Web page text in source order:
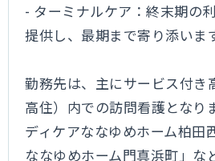
- ターミナルケア：終末期の
提供し、最期まで寄り添います
勤務先は、主にサービス付き
高住）内での訪問看護となり
ディケアななゆめホーム柏田
ななゆめホーム門真浜町」な